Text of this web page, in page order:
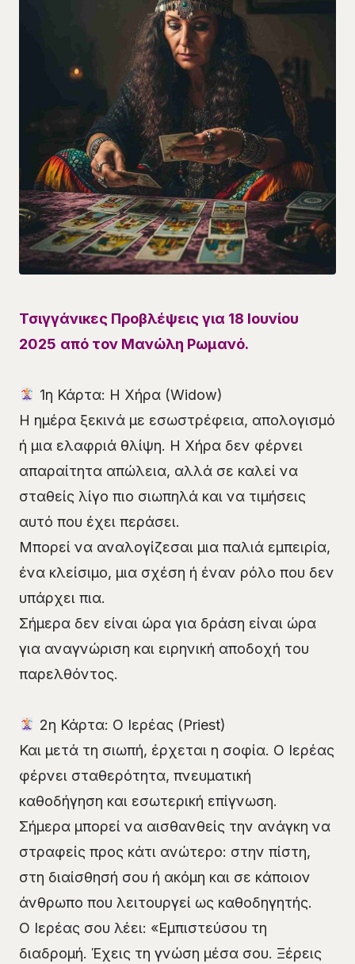
Τσιγγάνικες Προβλέψεις για 18 Ιουνίου
2025 από τον Μανώλη Ρωμανό.
1η Κάρτα: Η Χήρα (Widow)
Η ημέρα ξεκινά με εσωστρέφεια, απολογισμό
ή μια ελαφριά θλίψη. Η Χήρα δεν φέρνει
απαραίτητα απώλεια, αλλά σε καλεί να
σταθείς λίγο πιο σιωπηλά και να τιμήσεις
αυτό που έχει περάσει.
Μπορεί να αναλογίζεσαι μια παλιά εμπειρία,
ένα κλείσιμο, μια σχέση ή έναν ρόλο που δεν
υπάρχει πια.
Σήμερα δεν είναι ώρα για δράση είναι ώρα
για αναγνώριση και ειρηνική αποδοχή του
παρελθόντος.
2η Κάρτα: Ο Ιερέας (Priest)
Και μετά τη σιωπή, έρχεται η σοφία. Ο Ιερέας
φέρνει σταθερότητα, πνευματική
καθοδήγηση και εσωτερική επίγνωση.
Σήμερα μπορεί να αισθανθείς την ανάγκη να
στραφείς προς κάτι ανώτερο: στην πίστη,
στη διαίσθησή σου ή ακόμη και σε κάποιον
άνθρωπο που λειτουργεί ως καθοδηγητής.
Ο Ιερέας σου λέει: «Εμπιστεύσου τη
διαδρομή. Έχεις τη γνώση μέσα σου. Ξέρεις